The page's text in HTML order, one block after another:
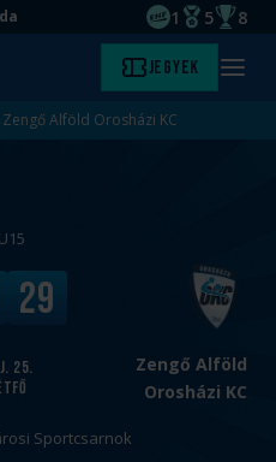
EHF
1
Magyar
5 8
Jegyek Menü
Zengő Alföld Orosházi KC
Zengő Alföld
Orosházi KC
25.
V
é
e
r
e
29
Sportcsarnok